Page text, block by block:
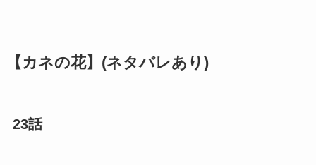
【カネの花】(ネタバレあり)
23話